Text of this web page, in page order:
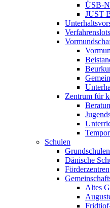
ÜSB-
JUST
Zentrum für
Schulen
Grundschulen
Dänische
Förderzentren
Altes